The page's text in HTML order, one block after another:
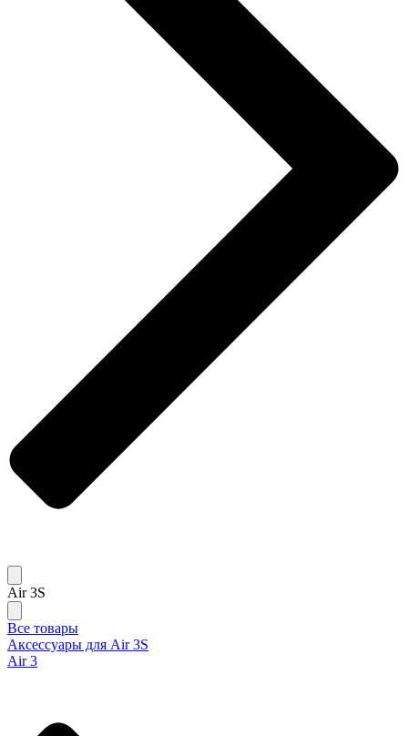
Air 3S
Все товары
Аксессуары для Air 3S
Air 3